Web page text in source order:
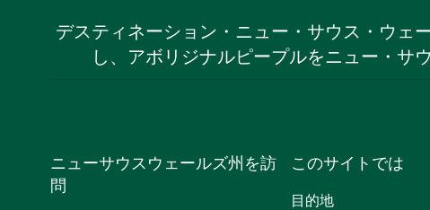
デスティネーション・ニュー・サウス・ウェ
し、アボリジナルピープルをニュー・サ
ニューサウスウェールズ州を訪
問
このサイトでは
目的地